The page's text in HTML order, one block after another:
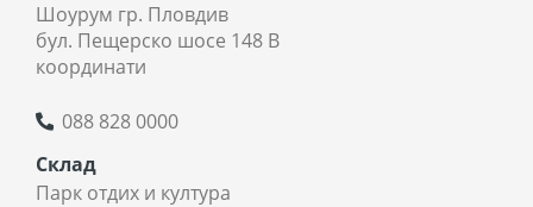
Шоурум гр. Пловдив
бул. Пещерско шосе 148 В
координати
088 828 0000
Склад
Парк отдих и култура